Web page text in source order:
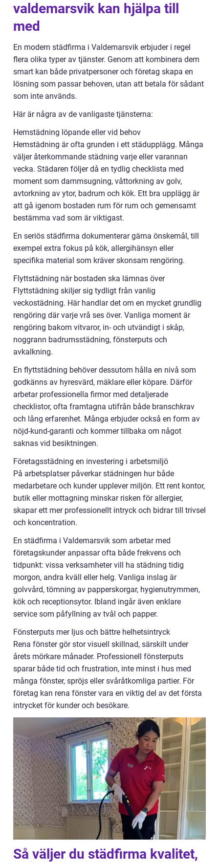
valdemarsvik kan hjälpa till
med
En modern städfirma i Valdemarsvik erbjuder i regel
flera olika typer av tjänster. Genom att kombinera dem
smart kan både privatpersoner och företag skapa en
lösning som passar behoven, utan att betala för sådant
som inte används.
Här är några av de vanligaste tjänsterna:
Hemstädning löpande eller vid behov
Hemstädning är ofta grunden i ett städupplägg. Många
väljer återkommande städning varje eller varannan
vecka. Städaren följer då en tydlig checklista med
moment som dammsugning, våttorkning av golv,
avtorkning av ytor, badrum och kök. Ett bra upplägg är
att gå igenom bostaden rum för rum och gemensamt
bestämma vad som är viktigast.
En seriös städfirma dokumenterar gärna önskemål, till
exempel extra fokus på kök, allergihänsyn eller
specifika material som kräver skonsam rengöring.
Flyttstädning när bostaden ska lämnas över
Flyttstädning skiljer sig tydligt från vanlig
veckostädning. Här handlar det om en mycket grundlig
rengöring där varje vrå ses över. Vanliga moment är
rengöring bakom vitvaror, in- och utvändigt i skåp,
noggrann badrumsstädning, fönsterputs och
avkalkning.
En flyttstädning behöver dessutom hålla en nivå som
godkänns av hyresvärd, mäklare eller köpare. Därför
arbetar professionella firmor med detaljerade
checklistor, ofta framtagna utifrån både branschkrav
och lång erfarenhet. Många erbjuder också en form av
nöjd-kund-garanti och kommer tillbaka om något
saknas vid besiktningen.
Företagsstädning en investering i arbetsmiljö
På arbetsplatser påverkar städningen hur både
medarbetare och kunder upplever miljön. Ett rent kontor,
butik eller mottagning minskar risken för allergier,
skapar ett mer professionellt intryck och bidrar till trivsel
och koncentration.
En städfirma i Valdemarsvik som arbetar med
företagskunder anpassar ofta både frekvens och
tidpunkt: vissa verksamheter vill ha städning tidig
morgon, andra kväll eller helg. Vanliga inslag är
golvvård, tömning av papperskorgar, hygienutrymmen,
kök och receptionsytor. Ibland ingår även enklare
service som påfyllning av tvål och papper.
Fönsterputs mer ljus och bättre helhetsintryck
Rena fönster gör stor visuell skillnad, särskilt under
årets mörkare månader. Professionell fönsterputs
sparar både tid och frustration, inte minst i hus med
många fönster, spröjs eller svåråtkomliga partier. För
företag kan rena fönster vara en viktig del av det första
intrycket för kunder och besökare.
Så väljer du städfirma kvalitet,